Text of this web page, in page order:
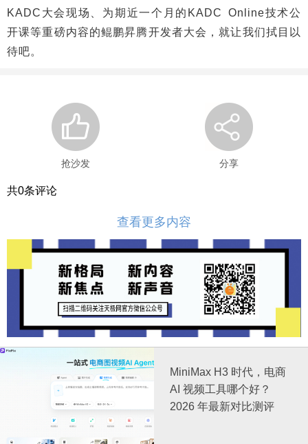
KADC大会现场、为期近一个月的KADC Online技术公
开课等重磅内容的鲲鹏昇腾开发者大会，就让我们拭目以
待吧。
抢沙发 分享
共0条评论
查看更多内容
MiniMax H3 时代，电商
AI 视频工具哪个好？
2026 年最新对比测评